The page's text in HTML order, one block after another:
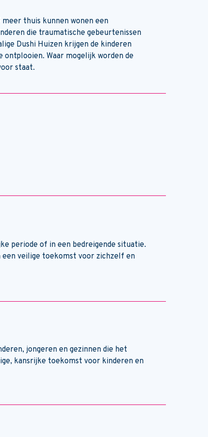
thuis kunnen wonen een
die traumatische gebeurtenissen
Dushi Huizen krijgen de kinderen
Waar mogelijk worden de
staat.
periode of in een bedreigende situatie.
veilige toekomst voor zichzelf en
jongeren en gezinnen die het
kansrijke toekomst voor kinderen en